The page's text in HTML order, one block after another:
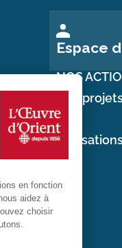
Espace
NOS
Nos
Nos